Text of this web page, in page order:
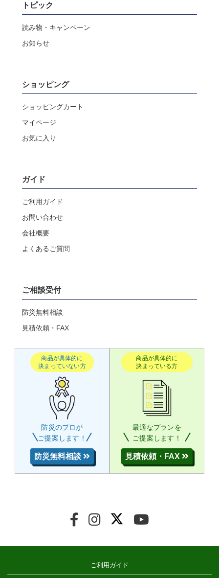
トピック
読み物・キャンペーン
お知らせ
ショッピング
ショッピングカート
マイページ
お気に入り
ガイド
ご利用ガイド
お問い合わせ
会社概要
よくあるご質問
ご相談受付
防災無料相談
見積依頼・FAX
商品が具体的に
決まっていない方
防災のプロが
ご提案します！
防災無料相談
商品が具体的に
決まっている方
最適なプランを
ご提案します！
見積依頼・FAX
ご利用ガイド